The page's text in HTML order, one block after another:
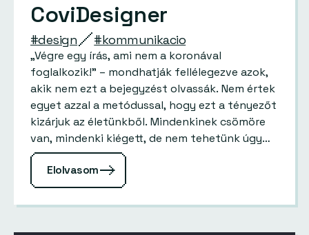
CoviDesigner
#design #kommunikacio
„Végre egy írás, ami nem a koronával
foglalkozik!” – mondhatják fellélegezve azok,
akik nem ezt a bejegyzést olvassák. Nem értek
egyet azzal a metódussal, hogy ezt a tényezőt
kizárjuk az életünkből. Mindenkinek csömöre
van, mindenki kiégett, de nem tehetünk úgy
mintha nem lenne. Olyan ez,…
Elolvasom